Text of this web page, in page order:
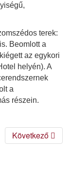
terek:
Beomlott a
az egykori
helyén). A
a
részein.
Következő